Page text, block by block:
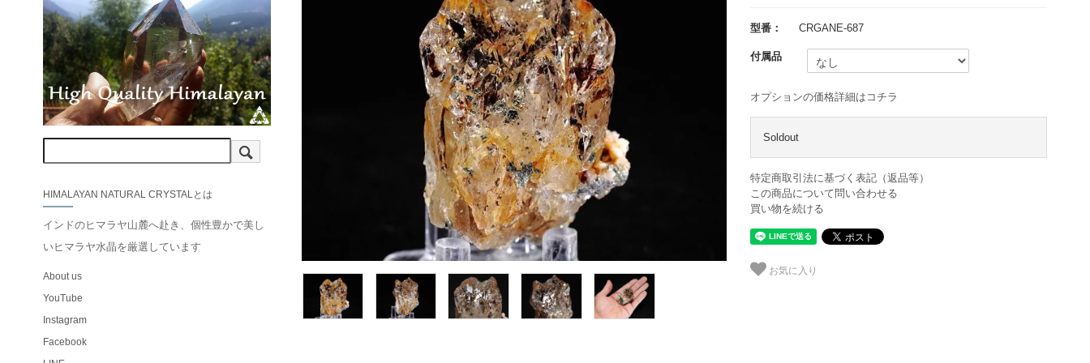
型番： CRGANE-687
付属品
オプションの価格詳細はコチラ
Soldout
特定商取引法に基づく表記（返品等）
この商品について問い合わせる
買い物を続ける
お気に入り
HIMALAYAN NATURAL CRYSTALとは
インドのヒマラヤ山麓へ赴き、個性豊かで美し
いヒマラヤ水晶を厳選しています
About us
YouTube
Instagram
Facebook